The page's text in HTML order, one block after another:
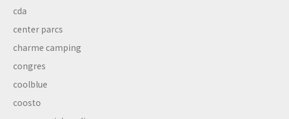
cda
center parcs
charme camping
congres
coolblue
coosto